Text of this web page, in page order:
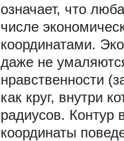
означает, что
числе
координатами.
даже не
нравственности
как круг, внутри
радиусов. Контур
координаты